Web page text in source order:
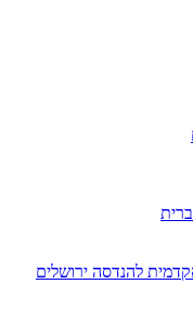
להנדסה ירושלים